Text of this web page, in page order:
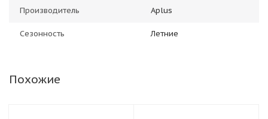
Производитель Aplus
Сезонность Летние
Похожие